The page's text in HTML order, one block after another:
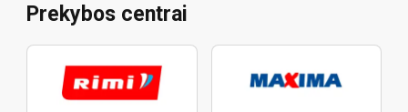
Prekybos centrai